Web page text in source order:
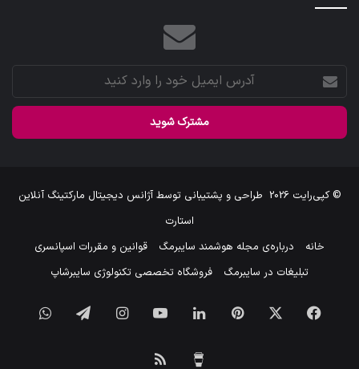
آدرس
ایمیل
خود
وارد
© کپی‌رایت 2026 طراحی و پشتیبانی توسطآژانس دیجیتال مارکتینگ آنلاین
استارت
خانه
درباره‌ی مجله هوشمند سایبرمگ
قوانین و مقررات اسپانسری
تبلیغات در سایبرمگ
فروشگاه تخصصی تکنولوژی سایبرشاپ
فیس
‫پین‌ترست لینکدین یوتیوب اینستاگرام تلگرام